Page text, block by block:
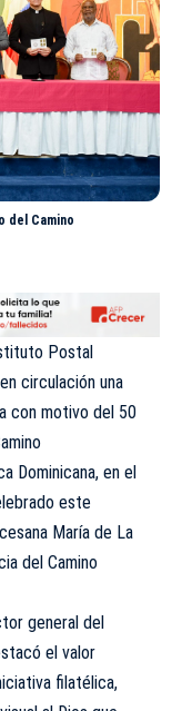
del Camino
Postal
circulación una
con motivo del 50
Dominicana, en el
este
María de La
del Camino
general del
el valor
filatélica,